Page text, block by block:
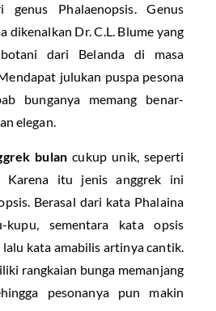
genus Phalaenopsis. Genus
dikenalkan Dr. C.L. Blume yang
dari Belanda di masa
julukan puspa pesona
bunganya memang benar-
elegan.
bulancukup unik, seperti
Karena itu jenis anggrek ini
Berasal dari kata Phalaina
kupu, sementara kata opsis
kata amabilis artinya cantik.
rangkaian bunga memanjang
pesonanya pun makin